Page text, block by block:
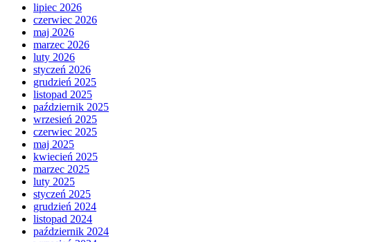
lipiec 2026
czerwiec 2026
maj 2026
marzec 2026
luty 2026
styczeń 2026
grudzień 2025
listopad 2025
październik 2025
wrzesień 2025
czerwiec 2025
maj 2025
kwiecień 2025
marzec 2025
luty 2025
styczeń 2025
grudzień 2024
listopad 2024
październik 2024